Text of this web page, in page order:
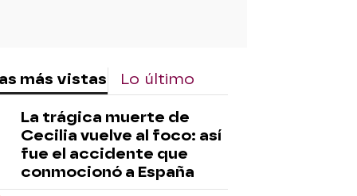
más vistas Lo último
La trágica muerte de
Cecilia vuelve al foco: así
fue el accidente que
conmocionó a España